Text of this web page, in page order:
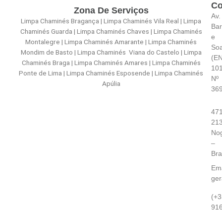
Zona De Serviços
Limpa Chaminés Bragança | Limpa Chaminés Vila Real | Limpa
Chaminés Guarda | Limpa Chaminés Chaves | Limpa Chaminés
Montalegre | Limpa Chaminés Amarante | Limpa Chaminés
Mondim de Basto | Limpa Chaminés Viana do Castelo | Limpa
Chaminés Braga | Limpa Chaminés Amares | Limpa Chaminés
Ponte de Lima | Limpa Chaminés Esposende | Limpa Chaminés
Apúlia
Av.
e
Nº
–